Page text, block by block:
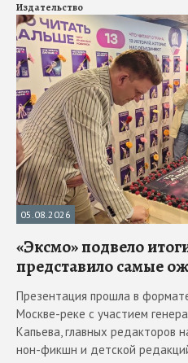
Издательство
05.08.2026
«Эксмо» подвело
представило самые
Презентация прошла в
Москве-реке с участием
Капьева, главных редакторов
нон-фикшн и детской